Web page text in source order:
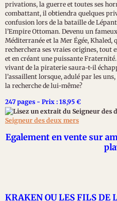
privations, la guerre et toutes ses
combattant, il obtiendra quelques
confusion lors de la bataille de
l’Empire Ottoman. Devenu un
Méditerranée et la Mer Égée,
recherchera ses vraies origines,
et en créant une puissante
vivant de la piraterie saura-t-il
l’assaillent lorsque, adulé par les
la recherche de lui-même?
247 pages - Prix : 18,95 €
Seigneur des deux mers
Egalement en vente sur
KRAKEN OU LES FILS DE